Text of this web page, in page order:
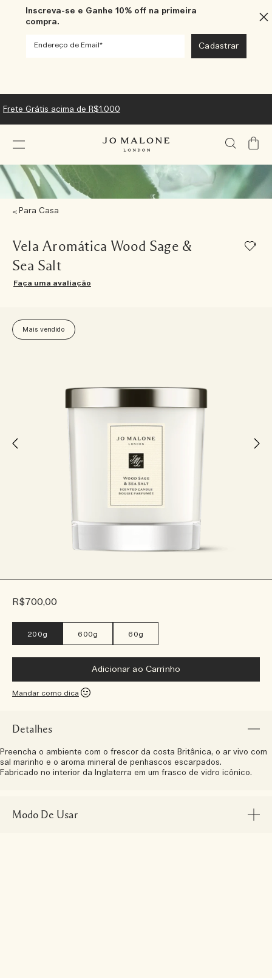
Inscreva-se e Ganhe 10% off na primeira
compra.
Frete Grátis acima de R$1.000
Meu
Para Casa
Vela Aromática Wood Sage &
Sea Salt
Faça uma avaliação
Mais vendido
R$700,00
200g 600g 60g
Adicionar ao Carrinho
Mandar como dica
Detalhes
Preencha o ambiente com o frescor da costa Britânica, o ar vivo com
sal marinho e o aroma mineral de penhascos escarpados.
Fabricado no interior da Inglaterra em um frasco de vidro icônico.
Modo De Usar